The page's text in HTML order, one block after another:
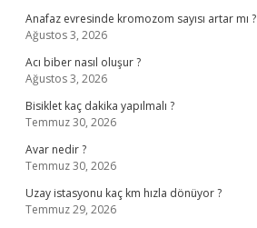
Anafaz evresinde kromozom sayısı artar mı ?
Ağustos 3, 2026
Acı biber nasıl oluşur ?
Ağustos 3, 2026
Bisiklet kaç dakika yapılmalı ?
Temmuz 30, 2026
Avar nedir ?
Temmuz 30, 2026
Uzay istasyonu kaç km hızla dönüyor ?
Temmuz 29, 2026